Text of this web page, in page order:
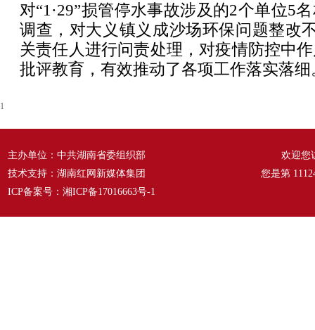
对“1·29”损管停水事故涉及的2个单位5
调查，对大义镇义成沙场环保问题整改
关责任人进行问责处理，对疫情防控中
批评教育，有效推动了各项工作落实落细
1
主办单位：中共湖南省委组织部
技术支持：湖南红网新媒体集团
ICP备案号： 湘ICP备17016663号-1
欢迎您
您是第